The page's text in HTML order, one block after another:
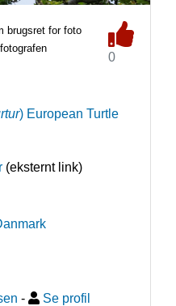
brugsret for foto
0
) European Turtle
(eksternt link)
- Se profil